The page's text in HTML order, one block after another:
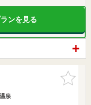
ンを見る
お気に入
りに追加
泉